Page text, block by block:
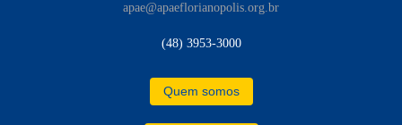
apae@apaeflorianopolis.org.br
(48) 3953-3000
Quem somos